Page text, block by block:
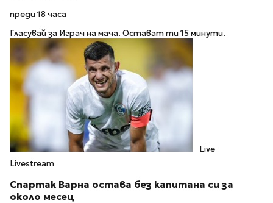
преди 18 часа
Гласувай за Играч на мача. Остават ти 15 минути.
Live
Livestream
Спартак Варна остава без капитана си за
около месец